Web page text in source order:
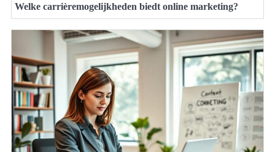
Welke carrièremogelijkheden biedt online marketing?